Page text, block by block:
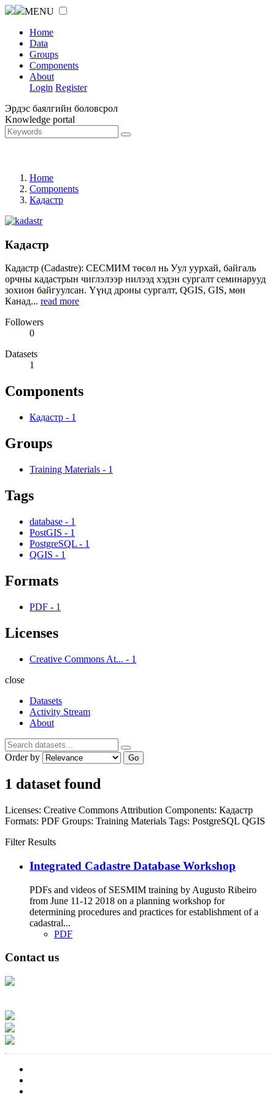
MENU
Home
Data
Groups
Components
About
Login Register
Эрдэс баялгийн боловсрол
Knowledge portal
Home
Components
Кадастр
Кадастр
Кадастр (Cadastre): СЕСМИМ төсөл нь Уул уурхай, байгаль
орчны кадастрын чиглэлээр нилээд хэдэн сургалт семинарууд
зохион байгуулсан. Үүнд дроны сургалт, QGIS, GIS, мөн
Канад... read more
Followers
0
Datasets
1
Components
Кадастр - 1
Groups
Training Materials - 1
Tags
database - 1
PostGIS - 1
PostgreSQL - 1
QGIS - 1
Formats
PDF - 1
Licenses
Creative Commons At... - 1
close
Datasets
Activity Stream
About
Order by Go
1 dataset found
Licenses: Creative Commons Attribution Components: Кадастр
Formats: PDF Groups: Training Materials Tags: PostgreSQL QGIS
Filter Results
Integrated Cadastre Database Workshop
PDFs and videos of SESMIM training by Augusto Ribeiro
from June 11-12 2018 on a planning workshop for
determining procedures and practices for establishment of a
cadastral...
PDF
Contact us